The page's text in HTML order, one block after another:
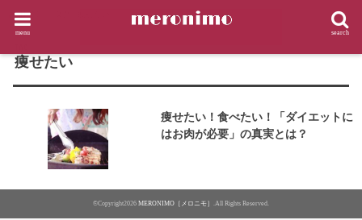
search
menu
HOME
痩せたい
痩せたい！食べたい！「ダイエットに
はお肉が必要」の真実とは？
©Copyright2026 MERONIMO［メロニモ］ .All Rights Reserved.